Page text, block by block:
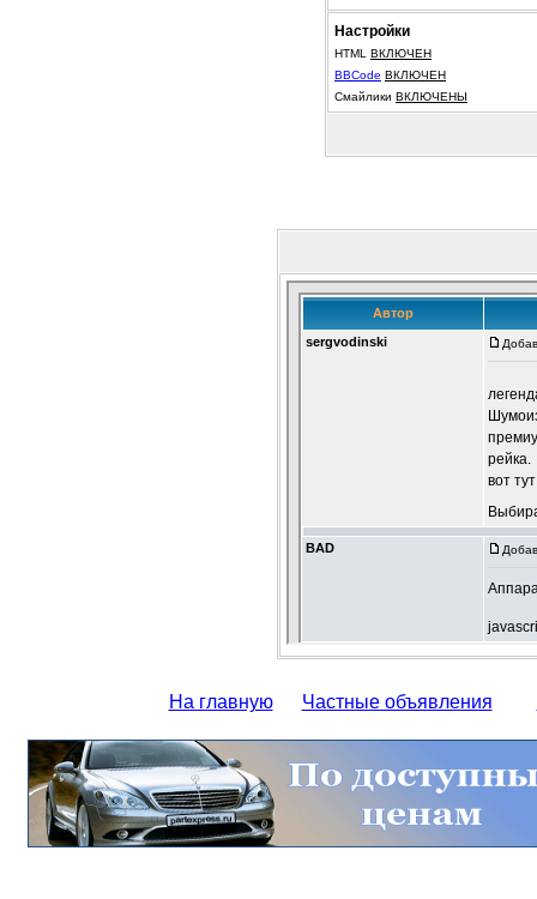
Настройки
HTML ВКЛЮЧЕН
BBCode ВКЛЮЧЕН
Смайлики ВКЛЮЧЕНЫ
На главную Частные объявления